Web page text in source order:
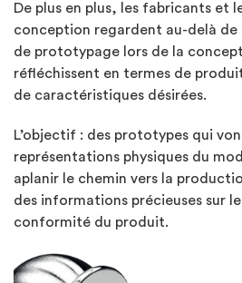
De plus en plus, les fabricants et
conception regardent au-delà de
de prototypage lors de la
réfléchissent en termes de
de caractéristiques désirées.
L’objectif : des prototypes qui
représentations physiques du
aplanir le chemin vers la
des informations précieuses sur
conformité du produit.